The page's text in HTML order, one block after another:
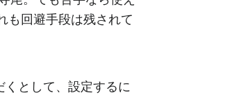
も回避手段は残されて
として、設定するに